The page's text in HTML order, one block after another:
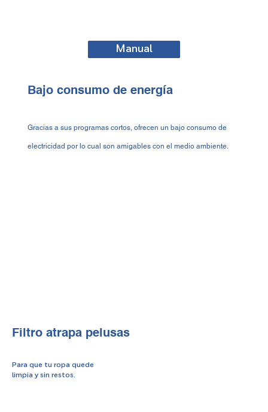
Bajo consumo de energía
Gracias a sus programas cortos, ofrecen un bajo consumo de
electricidad por lo cual son amigables con el medio ambiente.
Filtro atrapa pelusas
Para que tu ropa quede
limpia y sin restos.
Manual